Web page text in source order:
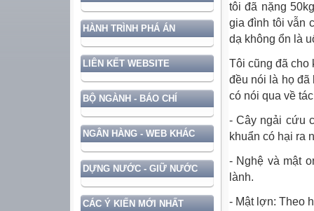
HÀNH TRÌNH PHÁ ÁN
LIÊN KẾT WEBSITE
BỘ NGÀNH - BÁO CHÍ
NGÂN HÀNG - WEB KHÁC
DỰNG NƯỚC - GIỮ NƯỚC
CÁC Ý KIẾN MỚI NHẤT
tôi đã nặng
gia đình tôi vẫn
dạ không ổn là
Tôi cũng đã
đều nói là họ đã
có nói qua về
- Cây ngải cứu
khuẩn có hại ra
- Nghệ và mật
lành.
- Mật lợn: Theo